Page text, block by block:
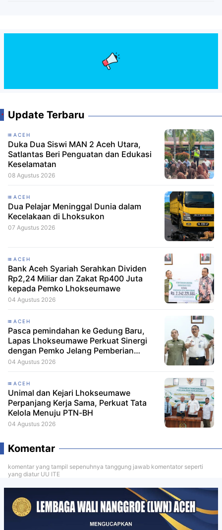
Update Terbaru
ACEH
Duka Dua Siswi MAN 2 Aceh Utara,
Satlantas Beri Penguatan dan Edukasi
Keselamatan
08 Agustus 2026
ACEH
Dua Pelajar Meninggal Dunia dalam
Kecelakaan di Lhoksukon
07 Agustus 2026
ACEH
Bank Aceh Syariah Serahkan Dividen
Rp2,24 Miliar dan Zakat Rp400 Juta
kepada Pemko Lhokseumawe
04 Agustus 2026
ACEH
Pasca pemindahan ke Gedung Baru,
Lapas Lhokseumawe Perkuat Sinergi
dengan Pemko Jelang Pemberian
Remisi HUT RI
04 Agustus 2026
ACEH
Unimal dan Kejari Lhokseumawe
Perpanjang Kerja Sama, Perkuat Tata
Kelola Menuju PTN-BH
04 Agustus 2026
Komentar
komentar yang tampil sepenuhnya tanggung jawab komentator seperti
yang diatur UU ITE